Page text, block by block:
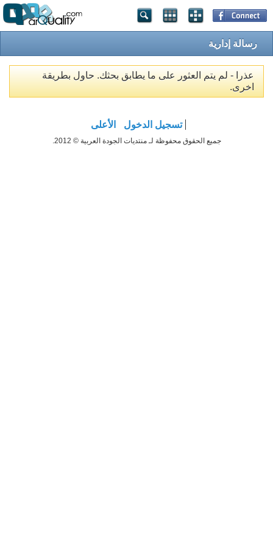
رسالة إدارية
عذرا - لم يتم العثور على ما يطابق بحثك. حاول بطريقة
اخرى.
تسجيل الدخول الأعلى
جميع الحقوق محفوظة لـ منتديات الجودة العربية © 2012.